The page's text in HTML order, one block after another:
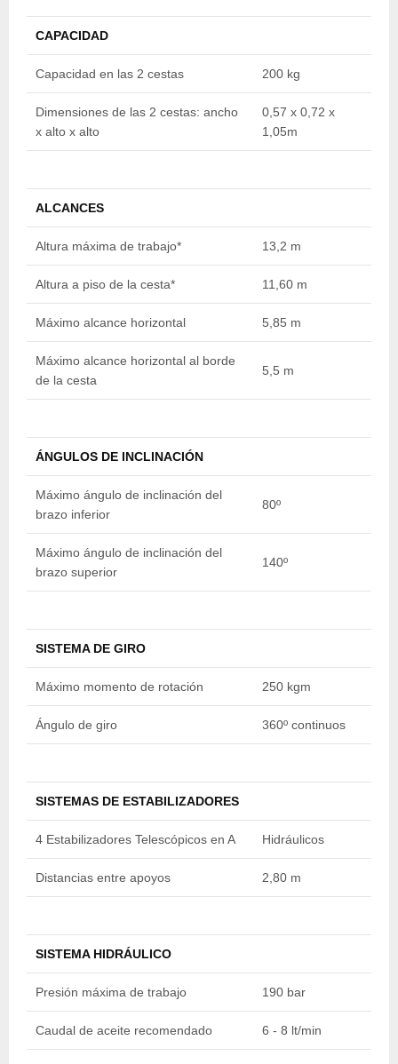
CAPACIDAD
Capacidad en las 2 cestas 200 kg
Dimensiones de las 2 cestas: ancho
x alto x alto
0,57 x 0,72 x
1,05m
ALCANCES
Altura máxima de trabajo* 13,2 m
Altura a piso de la cesta* 11,60 m
Máximo alcance horizontal 5,85 m
Máximo alcance horizontal al borde
de la cesta
5,5 m
ÁNGULOS DE INCLINACIÓN
Máximo ángulo de inclinación del
brazo inferior
80º
Máximo ángulo de inclinación del
brazo superior
140º
SISTEMA DE GIRO
Máximo momento de rotación 250 kgm
Ángulo de giro 360º continuos
SISTEMAS DE ESTABILIZADORES
4 Estabilizadores Telescópicos en A Hidráulicos
Distancias entre apoyos 2,80 m
SISTEMA HIDRÁULICO
Presión máxima de trabajo 190 bar
Caudal de aceite recomendado 6 - 8 lt/min